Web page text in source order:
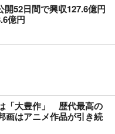
開52日間で興収127.6億円
億円
「大豊作」 歴代最高の
画はアニメ作品が引き続